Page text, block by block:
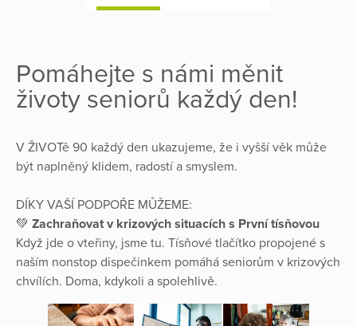
Pomáhejte s námi měnit
životy seniorů každý den!
V ŽIVOTě 90 každý den ukazujeme, že i vyšší věk může
být naplněný klidem, radostí a smyslem.
DÍKY VAŠÍ PODPOŘE MŮŽEME:
💚 Zachraňovat v krizových situacích s První tísňovou
Když jde o vteřiny, jsme tu. Tísňové tlačítko propojené s
naším nonstop dispečinkem pomáhá seniorům v krizových
chvílích. Doma, kdykoli a spolehlivě.